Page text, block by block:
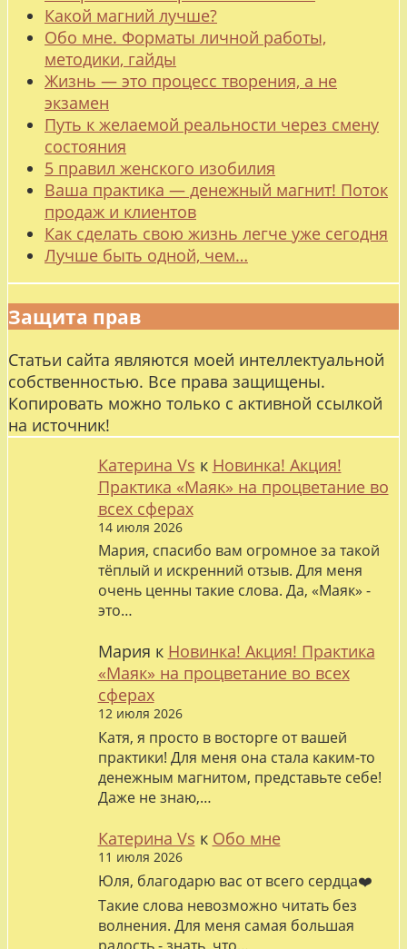
Какой магний лучше?
Обо мне. Форматы личной работы,
методики, гайды
Жизнь — это процесс творения, а не
экзамен
Путь к желаемой реальности через смену
состояния
5 правил женского изобилия
Ваша практика — денежный магнит! Поток
продаж и клиентов
Как сделать свою жизнь легче уже сегодня
Лучше быть одной, чем…
Защита прав
Статьи сайта являются моей интеллектуальной
собственностью. Все права защищены.
Копировать можно только с активной ссылкой
на источник!
Катерина Vs к Новинка! Акция!
Практика «Маяк» на процветание во
всех сферах
14 июля 2026
Мария, спасибо вам огромное за такой
тёплый и искренний отзыв. Для меня
очень ценны такие слова. Да, «Маяк» -
это…
Мария к Новинка! Акция! Практика
«Маяк» на процветание во всех
сферах
12 июля 2026
Катя, я просто в восторге от вашей
практики! Для меня она стала каким-то
денежным магнитом, представьте себе!
Даже не знаю,…
Катерина Vs к Обо мне
11 июля 2026
Юля, благодарю вас от всего сердца❤️
Такие слова невозможно читать без
волнения. Для меня самая большая